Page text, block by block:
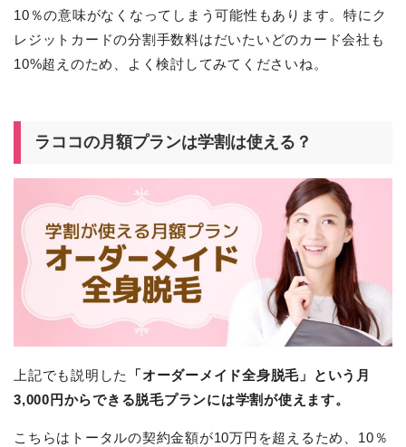
10％の意味がなくなってしまう可能性もあります。特にク
レジットカードの分割手数料はだいたいどのカード会社も
10%超えのため、よく検討してみてくださいね。
ラココの月額プランは学割は使える？
上記でも説明した
「オーダーメイド全身脱毛」という月
3,000円からできる脱毛プランには学割が使えます。
こちらはトータルの契約金額が10万円を超えるため、10％